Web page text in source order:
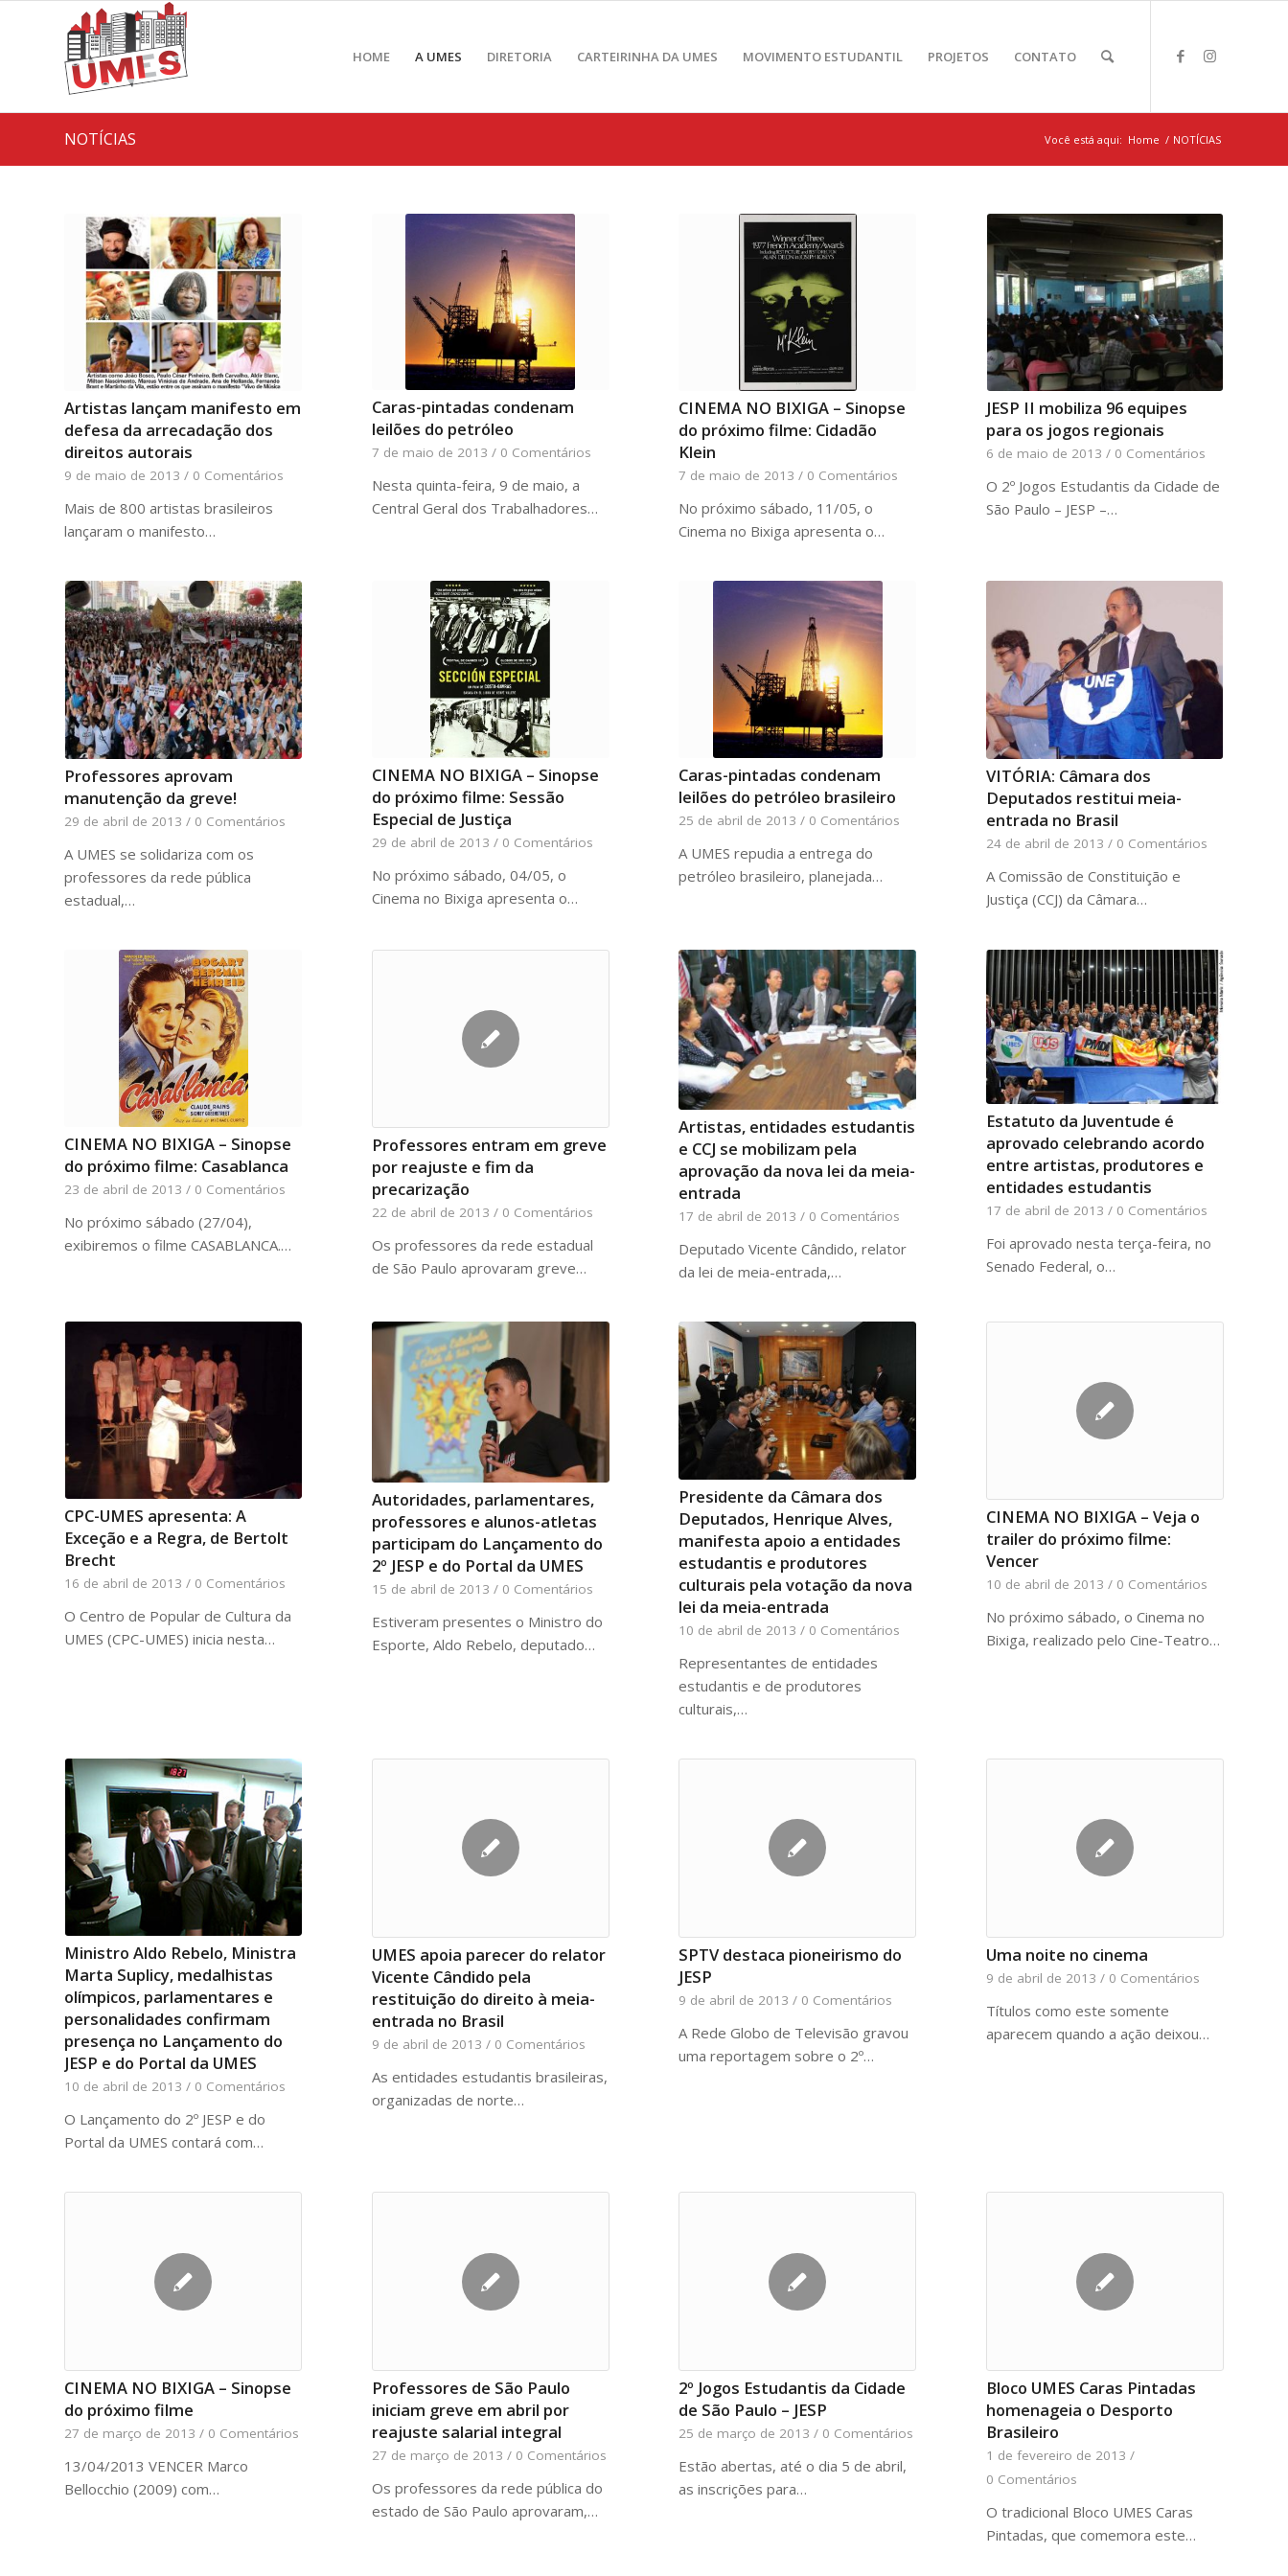
HOME A UMES DIRETORIA CARTEIRINHA DA UMES MOVIMENTO ESTUDANTIL PROJETOS CONTATO
NOTÍCIAS Você está aqui: Home / NOTÍCIAS
Artistas lançam manifesto em
defesa da arrecadação dos
direitos autorais
9 de maio de 2013 / 0 Comentários
Mais de 800 artistas brasileiros
lançaram o manifesto…
Caras-pintadas condenam
leilões do petróleo
7 de maio de 2013 / 0 Comentários
Nesta quinta-feira, 9 de maio, a
Central Geral dos Trabalhadores…
CINEMA NO BIXIGA – Sinopse
do próximo filme: Cidadão
Klein
7 de maio de 2013 / 0 Comentários
No próximo sábado, 11/05, o
Cinema no Bixiga apresenta o…
JESP II mobiliza 96 equipes
para os jogos regionais
6 de maio de 2013 / 0 Comentários
O 2º Jogos Estudantis da Cidade de
São Paulo – JESP –…
Professores aprovam
manutenção da greve!
29 de abril de 2013 / 0 Comentários
A UMES se solidariza com os
professores da rede pública
estadual,…
CINEMA NO BIXIGA – Sinopse
do próximo filme: Sessão
Especial de Justiça
29 de abril de 2013 / 0 Comentários
No próximo sábado, 04/05, o
Cinema no Bixiga apresenta o…
Caras-pintadas condenam
leilões do petróleo brasileiro
25 de abril de 2013 / 0 Comentários
A UMES repudia a entrega do
petróleo brasileiro, planejada…
VITÓRIA: Câmara dos
Deputados restitui meia-
entrada no Brasil
24 de abril de 2013 / 0 Comentários
A Comissão de Constituição e
Justiça (CCJ) da Câmara…
CINEMA NO BIXIGA – Sinopse
do próximo filme: Casablanca
23 de abril de 2013 / 0 Comentários
No próximo sábado (27/04),
exibiremos o filme CASABLANCA.…
Professores entram em greve
por reajuste e fim da
precarização
22 de abril de 2013 / 0 Comentários
Os professores da rede estadual
de São Paulo aprovaram greve…
Artistas, entidades estudantis
e CCJ se mobilizam pela
aprovação da nova lei da meia-
entrada
17 de abril de 2013 / 0 Comentários
Deputado Vicente Cândido, relator
da lei de meia-entrada,…
Estatuto da Juventude é
aprovado celebrando acordo
entre artistas, produtores e
entidades estudantis
17 de abril de 2013 / 0 Comentários
Foi aprovado nesta terça-feira, no
Senado Federal, o…
CPC-UMES apresenta: A
Exceção e a Regra, de Bertolt
Brecht
16 de abril de 2013 / 0 Comentários
O Centro de Popular de Cultura da
UMES (CPC-UMES) inicia nesta…
Autoridades, parlamentares,
professores e alunos-atletas
participam do Lançamento do
2º JESP e do Portal da UMES
15 de abril de 2013 / 0 Comentários
Estiveram presentes o Ministro do
Esporte, Aldo Rebelo, deputado…
Presidente da Câmara dos
Deputados, Henrique Alves,
manifesta apoio a entidades
estudantis e produtores
culturais pela votação da nova
lei da meia-entrada
10 de abril de 2013 / 0 Comentários
Representantes de entidades
estudantis e de produtores
culturais,…
CINEMA NO BIXIGA – Veja o
trailer do próximo filme:
Vencer
10 de abril de 2013 / 0 Comentários
No próximo sábado, o Cinema no
Bixiga, realizado pelo Cine-Teatro…
Ministro Aldo Rebelo, Ministra
Marta Suplicy, medalhistas
olímpicos, parlamentares e
personalidades confirmam
presença no Lançamento do
JESP e do Portal da UMES
10 de abril de 2013 / 0 Comentários
O Lançamento do 2º JESP e do
Portal da UMES contará com…
UMES apoia parecer do relator
Vicente Cândido pela
restituição do direito à meia-
entrada no Brasil
9 de abril de 2013 / 0 Comentários
As entidades estudantis brasileiras,
organizadas de norte…
SPTV destaca pioneirismo do
JESP
9 de abril de 2013 / 0 Comentários
A Rede Globo de Televisão gravou
uma reportagem sobre o 2º…
Uma noite no cinema
9 de abril de 2013 / 0 Comentários
Títulos como este somente
aparecem quando a ação deixou…
CINEMA NO BIXIGA – Sinopse
do próximo filme
27 de março de 2013 / 0 Comentários
13/04/2013 VENCER Marco
Bellocchio (2009) com…
Professores de São Paulo
iniciam greve em abril por
reajuste salarial integral
27 de março de 2013 / 0 Comentários
Os professores da rede pública do
estado de São Paulo aprovaram,…
2º Jogos Estudantis da Cidade
de São Paulo – JESP
25 de março de 2013 / 0 Comentários
Estão abertas, até o dia 5 de abril,
as inscrições para…
Bloco UMES Caras Pintadas
homenageia o Desporto
Brasileiro
1 de fevereiro de 2013 /
0 Comentários
O tradicional Bloco UMES Caras
Pintadas, que comemora este…